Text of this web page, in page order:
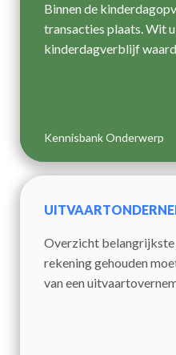
Binnen de
transacties plaats. Wit
kinderdagverblijf
Kennisbank Onderwerp
Overzicht belangrijkste
rekening gehouden
van een